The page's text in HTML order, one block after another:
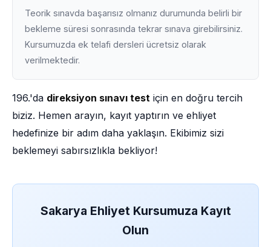
Teorik sınavda başarısız olmanız durumunda belirli bir
bekleme süresi sonrasında tekrar sınava girebilirsiniz.
Kursumuzda ek telafi dersleri ücretsiz olarak
verilmektedir.
196.'da direksiyon sınavı test için en doğru tercih
biziz. Hemen arayın, kayıt yaptırın ve ehliyet
hedefinize bir adım daha yaklaşın. Ekibimiz sizi
beklemeyi sabırsızlıkla bekliyor!
Sakarya Ehliyet Kursumuza Kayıt
Olun